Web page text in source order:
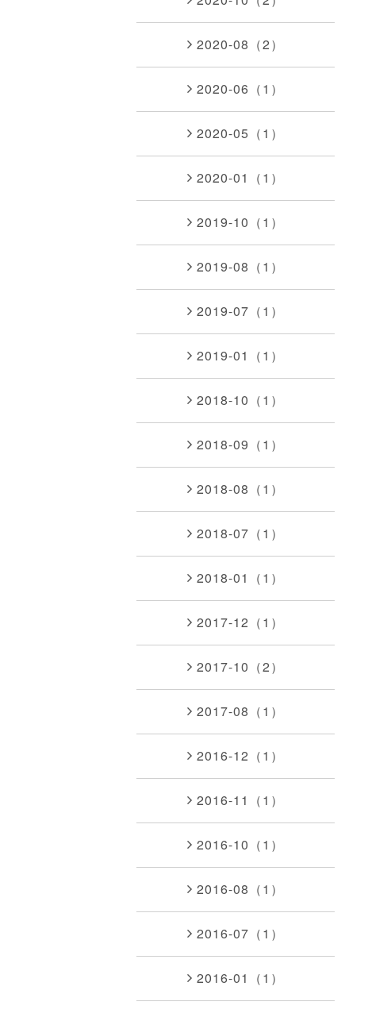
2020-08（2）
2020-06（1）
2020-05（1）
2020-01（1）
2019-10（1）
2019-08（1）
2019-07（1）
2019-01（1）
2018-10（1）
2018-09（1）
2018-08（1）
2018-07（1）
2018-01（1）
2017-12（1）
2017-10（2）
2017-08（1）
2016-12（1）
2016-11（1）
2016-10（1）
2016-08（1）
2016-07（1）
2016-01（1）